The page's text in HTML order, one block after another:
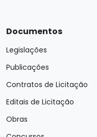
Documentos
Legislações
Publicações
Contratos de Licitação
Editais de Licitação
Obras